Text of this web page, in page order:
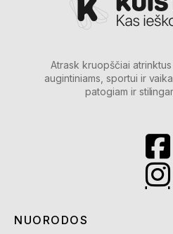
Atrask kruopščiai
augintiniams, sportui ir
patogiam ir
NUORODOS